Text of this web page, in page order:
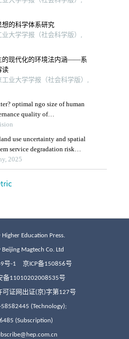
Education Press.
Magtech Co. Ltd
号-1 京ICP备150856号
11010202008535号
可证网出证(京)字第127号
(Technology);
(Subscription)